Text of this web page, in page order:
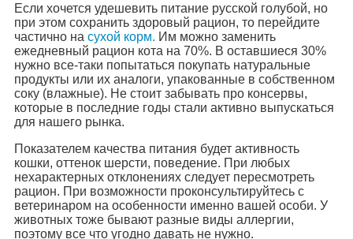
Если хочется удешевить питание русской голубой, но
при этом сохранить здоровый рацион, то перейдите
частично на сухой корм. Им можно заменить
ежедневный рацион кота на 70%. В оставшиеся 30%
нужно все-таки попытаться покупать натуральные
продукты или их аналоги, упакованные в собственном
соку (влажные). Не стоит забывать про консервы,
которые в последние годы стали активно выпускаться
для нашего рынка.
Показателем качества питания будет активность
кошки, оттенок шерсти, поведение. При любых
нехарактерных отклонениях следует пересмотреть
рацион. При возможности проконсультируйтесь с
ветеринаром на особенности именно вашей особи. У
животных тоже бывают разные виды аллергии,
поэтому все что угодно давать не нужно.